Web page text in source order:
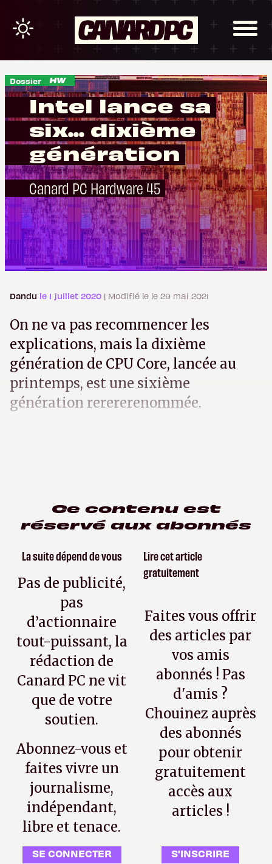
Dossier
Intel lance sa
six... dixième
génération
Canard PC Hardware 45
Dandu le 1 juillet 2020 | Modifié le le 29 mai 2021
On ne va pas recommencer les
explications, mais la dixième
génération de CPU Core, lancée au
printemps, est une sixième
génération rerererenommée.
Ce contenu est
réservé aux abonnés
La suite dépend de vous
Pas de publicité,
pas
d’actionnaire
tout-puissant, la
rédaction de
Canard PC ne vit
que de votre
soutien.
Abonnez-vous et
faites vivre un
journalisme,
indépendant,
libre et tenace.
SE CONNECTER
Lire cet article
gratuitement
Faites vous offrir
des articles par
vos amis
abonnés ! Pas
d'amis ?
Chouinez auprès
des abonnés
pour obtenir
gratuitement
accès aux
articles !
S'INSCRIRE